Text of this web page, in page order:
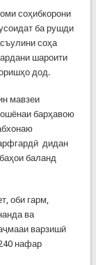
соҳибкорони
ба рушди
соҳа
шароити
дод.
мавзеи
барҳавою
дидан
баланд
оби гарм,
ва
варзишӣ
нафар